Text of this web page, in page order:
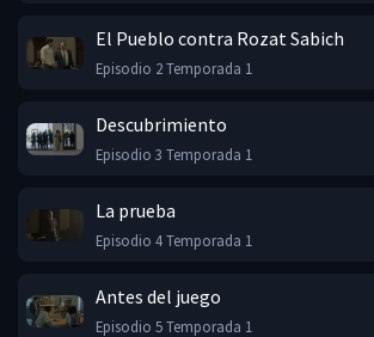
El Pueblo contra Rozat Sabich
Episodio 2 Temporada 1
Descubrimiento
Episodio 3 Temporada 1
La prueba
Episodio 4 Temporada 1
Antes del juego
Episodio 5 Temporada 1